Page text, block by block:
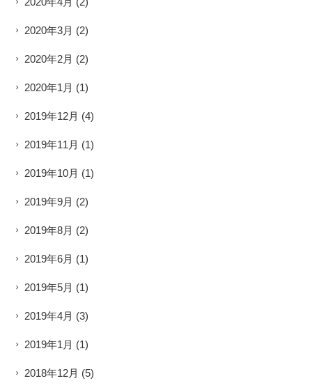
2020年3月 (2)
2020年2月 (2)
2020年1月 (1)
2019年12月 (4)
2019年11月 (1)
2019年10月 (1)
2019年9月 (2)
2019年8月 (2)
2019年6月 (1)
2019年5月 (1)
2019年4月 (3)
2019年1月 (1)
2018年12月 (5)